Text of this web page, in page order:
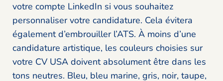
votre compte LinkedIn si vous souhaitez
personnaliser votre candidature. Cela évitera
également d’embrouiller l’ATS. À moins d’une
candidature artistique, les couleurs choisies sur
votre CV USA doivent absolument être dans les
tons neutres. Bleu, bleu marine, gris, noir, taupe,